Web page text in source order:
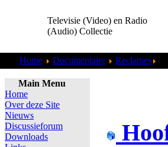
Televisie (Video) en Radio
(Audio) Collectie
Home Documentaire Reclames
Main Menu
Home
Over deze Site
Nieuws
Discussieforum
Downloads